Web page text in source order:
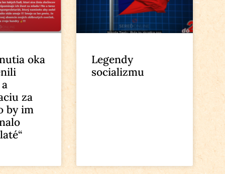
oka
za
by im
Legendy
socializmu